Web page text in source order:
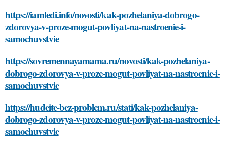
https://iamledi.info/novosti/kak-pozhelaniya-dobrogo-
zdorovya-v-proze-mogut-povliyat-na-nastroenie-i-
samochuvstvie
https://sovremennayamama.ru/novosti/kak-pozhelaniya-
dobrogo-zdorovya-v-proze-mogut-povliyat-na-nastroenie-i-
samochuvstvie
https://hudeite-bez-problem.ru/stati/kak-pozhelaniya-
dobrogo-zdorovya-v-proze-mogut-povliyat-na-nastroenie-i-
samochuvstvie